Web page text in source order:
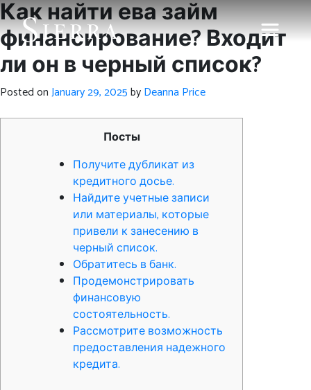
Как найти ева займ
финансирование? Входит
ли он в черный список?
Posted onJanuary 29, 2025byDeanna Price
Посты
Получите дубликат из
кредитного досье.
Найдите учетные записи
или материалы, которые
привели к занесению в
черный список.
Обратитесь в банк.
Продемонстрировать
финансовую
состоятельность.
Рассмотрите возможность
предоставления надежного
кредита.